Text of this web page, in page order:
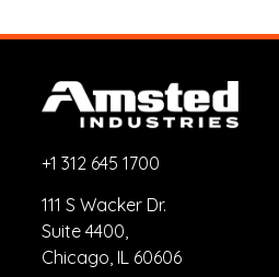
+1 312 645 1700
111 S Wacker Dr.
Suite 4400,
Chicago, IL 60606